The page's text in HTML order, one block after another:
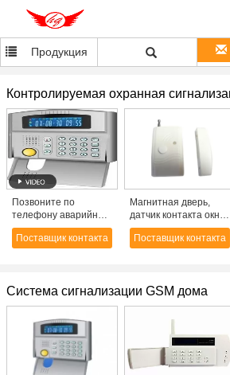
Продукция
Контролируемая охранная
Позвоните по
телефону аварийной
системе охранных
сигнализаций
Поставщик контакта
Магнитная дверь,
датчик контакта окна
для GSM/PSTN
контролировала
Поставщик контакта
Система сигнализации GSM дома